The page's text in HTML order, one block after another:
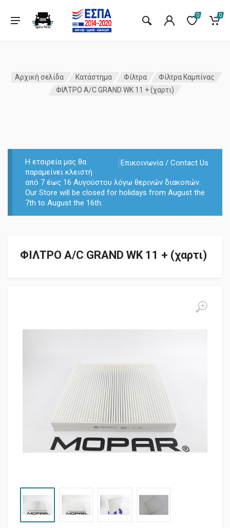
0 0
Αρχική σελίδα Κατάστημα Φίλτρα
Φίλτρα Καμπίνας
ΦΙΛΤΡΟ A/C GRAND WK 11 + (χαρτι)
Επικοινωνία / Contact Us
Η εταιρεία μας θα
παραμείνει κλειστή
από 7 έως 16 Αυγούστου λόγω θερινών διακοπών.
Our Store will be closed for holidays from August the
7th to August the 16th.
ΦΙΛΤΡΟ A/C GRAND WK 11 + (χαρτι)